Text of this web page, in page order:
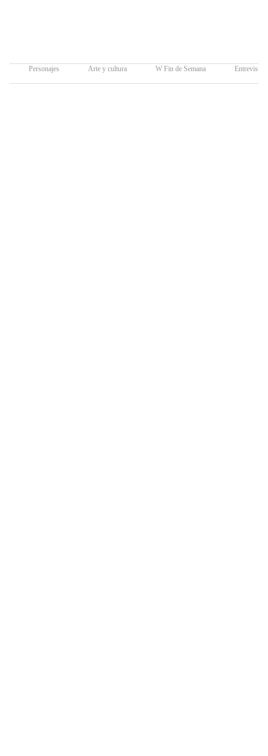
Personajes Arte y cultura W Fin de Semana Entrevistas